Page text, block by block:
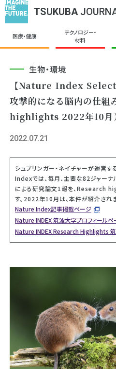
TSUKUBA
医療・健康
テクノロジー・
材料
生物・環境
【Nature Index
攻撃的になる脳内の仕
highlights 2022年10月
2022.07.21
シュプリンガー・ネイチャーが運営
Indexでは、毎月、主要な82ジャー
による研究論文1報を、Research
す。2022年10月は、本件が紹介されま
Nature Index記事掲載ページ
Nature INDEX 筑波大学プロフィールペ
Nature INDEX Research Highlights